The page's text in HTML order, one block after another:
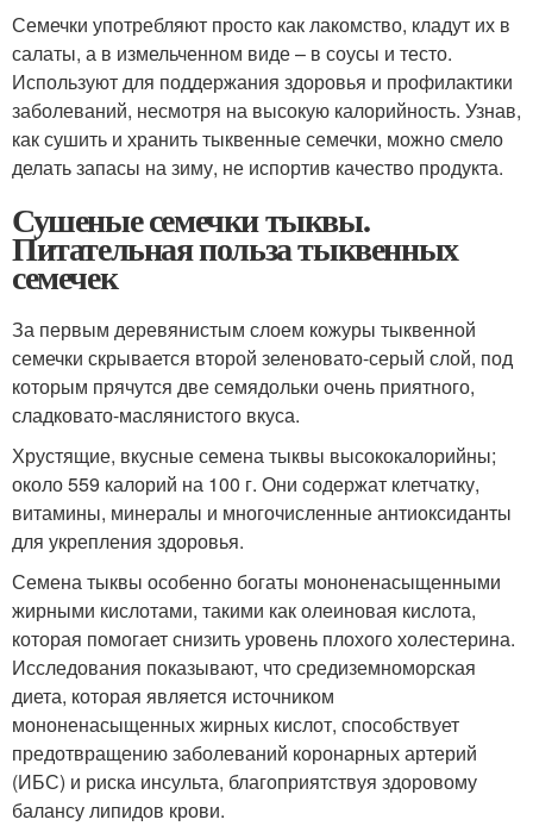
Семечки употребляют просто как лакомство, кладут их в
салаты, а в измельченном виде – в соусы и тесто.
Используют для поддержания здоровья и профилактики
заболеваний, несмотря на высокую калорийность. Узнав,
как сушить и хранить тыквенные семечки, можно смело
делать запасы на зиму, не испортив качество продукта.
Сушеные семечки тыквы.
Питательная польза тыквенных
семечек
За первым деревянистым слоем кожуры тыквенной
семечки скрывается второй зеленовато-серый слой, под
которым прячутся две семядольки очень приятного,
сладковато-маслянистого вкуса.
Хрустящие, вкусные семена тыквы высококалорийны;
около 559 калорий на 100 г. Они содержат клетчатку,
витамины, минералы и многочисленные антиоксиданты
для укрепления здоровья.
Семена тыквы особенно богаты мононенасыщенными
жирными кислотами, такими как олеиновая кислота,
которая помогает снизить уровень плохого холестерина.
Исследования показывают, что средиземноморская
диета, которая является источником
мононенасыщенных жирных кислот, способствует
предотвращению заболеваний коронарных артерий
(ИБС) и риска инсульта, благоприятствуя здоровому
балансу липидов крови.